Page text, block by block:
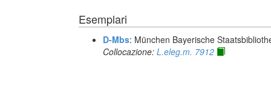
Esemplari
D-Mbs: München Bayerische
Collocazione: L.eleg.m. 7912